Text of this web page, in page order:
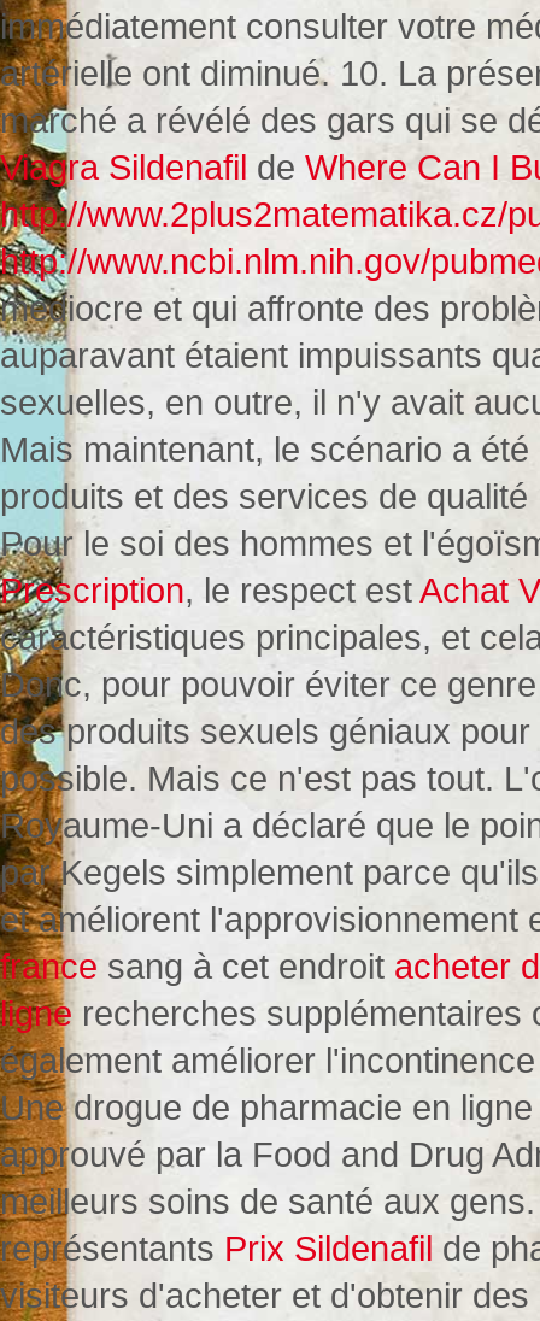
immédiatement consulter votre
artérielle ont diminué. 10. La
marché a révélé des gars qui se
Viagra Sildenafil de Where Can I
http://www.2plus2matematika.cz/
http://www.ncbi.nlm.nih.gov/
médiocre et qui affronte des
auparavant étaient impuissants
sexuelles, en outre, il n'y avait
Mais maintenant, le scénario a
produits et des services de
Pour le soi des hommes et
Prescription, le respect estAchat
caractéristiques principales, et
Donc, pour pouvoir éviter ce
des produits sexuels géniaux
possible. Mais ce n'est pas tout.
Royaume-Uni a déclaré que le
par Kegels simplement parce
et améliorent l'approvisionnement
france sang à cet endroit acheter
ligne recherches
également améliorer
Une drogue de pharmacie en
approuvé par la Food and Drug
meilleurs soins de santé aux
représentants Prix Sildenafil de
visiteurs d'acheter et d'obtenir